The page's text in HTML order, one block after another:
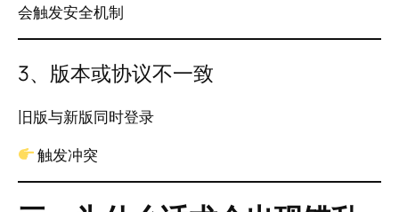
会触发安全机制
3、版本或协议不一致
旧版与新版同时登录
触发冲突